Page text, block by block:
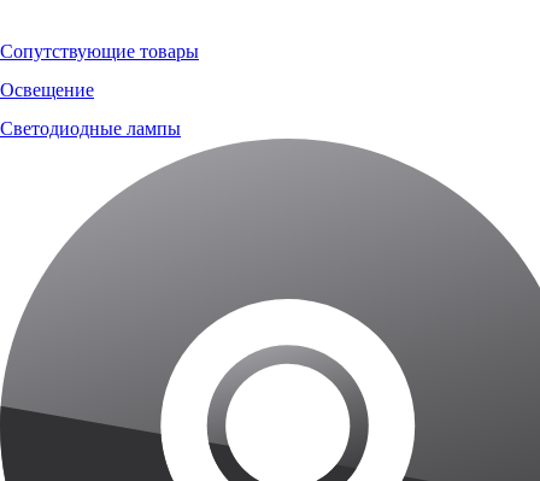
Сопутствующие товары
Освещение
Светодиодные лампы